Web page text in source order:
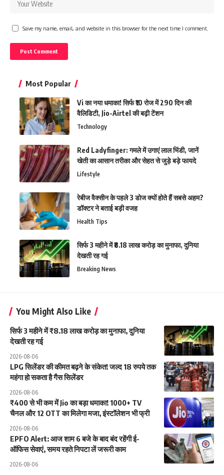
Save my name, email, and website in this browser for the next time I comment.
Most Popular
Vi का नया धमाका! सिर्फ ₹10 रोज में 290 दिन की
वैलिडिटी, Jio-Airtel की बढ़ी टेंशन
Technology
Red Ladyfinger: गमले में उगाएं लाल भिंडी, जानें
खेती का आसान तरीका और सेहत से जुड़े बड़े फायदे
Lifestyle
रेबीज वैक्सीन के पहले 3 डोज क्यों होते हैं सबसे अहम?
डॉक्टर ने बताई बड़ी वजह
Health Tips
सिर्फ 3 महीने में ₹8.18 लाख करोड़ का मुनाफा, दुनिया
देखती रह गई
Breaking News
You Might Also Like
सिर्फ 3 महीने में ₹8.18 लाख करोड़ का मुनाफा, दुनिया
देखती रह गई
2026-08-06
LPG सिलेंडर की कीमत बढ़ने के संकेत! जल्द 18 रुपये तक
महंगा हो सकता है गैस सिलेंडर
2026-08-06
₹400 से भी कम में Jio का बड़ा धमाका! 1000+ TV
चैनल और 12 OTT का मिलेगा मजा, इंस्टॉलेशन भी फ्री
2026-08-06
EPFO Alert: आज शाम 6 बजे के बाद बंद रहेंगी ई-
ऑफिस सेवाएं, समय रहते निपटा लें जरूरी काम
2026-08-06